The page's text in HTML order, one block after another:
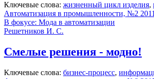
Ключевые слова: жизненный цикл изделия,
Автоматизация в промышленности, №2 2011
В фокусе: Мода в автоматизации
Решетников И. С.
Смелые решения - модно!
Ключевые слова: бизнес-процесс,